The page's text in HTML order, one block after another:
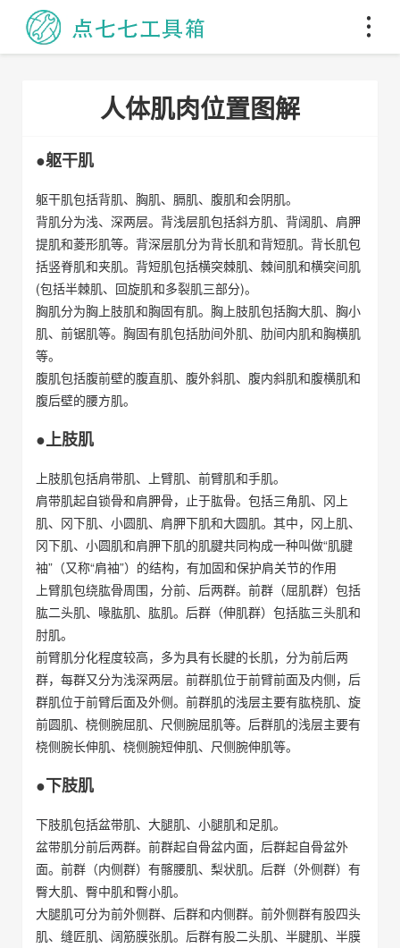
人体肌肉位置图解
●躯干肌
躯干肌包括背肌、胸肌、膈肌、腹肌和会阴肌。
背肌分为浅、深两层。背浅层肌包括斜方肌、背阔肌、肩胛
提肌和菱形肌等。背深层肌分为背长肌和背短肌。背长肌包
括竖脊肌和夹肌。背短肌包括横突棘肌、棘间肌和横突间肌
(包括半棘肌、回旋肌和多裂肌三部分)。
胸肌分为胸上肢肌和胸固有肌。胸上肢肌包括胸大肌、胸小
肌、前锯肌等。胸固有肌包括肋间外肌、肋间内肌和胸横肌
等。
腹肌包括腹前壁的腹直肌、腹外斜肌、腹内斜肌和腹横肌和
腹后壁的腰方肌。
●上肢肌
上肢肌包括肩带肌、上臂肌、前臂肌和手肌。
肩带肌起自锁骨和肩胛骨，止于肱骨。包括三角肌、冈上
肌、冈下肌、小圆肌、肩胛下肌和大圆肌。其中，冈上肌、
冈下肌、小圆肌和肩胛下肌的肌腱共同构成一种叫做“肌腱
袖”（又称“肩袖”）的结构，有加固和保护肩关节的作用
上臂肌包绕肱骨周围，分前、后两群。前群（屈肌群）包括
肱二头肌、喙肱肌、肱肌。后群（伸肌群）包括肱三头肌和
肘肌。
前臂肌分化程度较高，多为具有长腱的长肌，分为前后两
群，每群又分为浅深两层。前群肌位于前臂前面及内侧，后
群肌位于前臂后面及外侧。前群肌的浅层主要有肱桡肌、旋
前圆肌、桡侧腕屈肌、尺侧腕屈肌等。后群肌的浅层主要有
桡侧腕长伸肌、桡侧腕短伸肌、尺侧腕伸肌等。
●下肢肌
下肢肌包括盆带肌、大腿肌、小腿肌和足肌。
盆带肌分前后两群。前群起自骨盆内面，后群起自骨盆外
面。前群（内侧群）有髂腰肌、梨状肌。后群（外侧群）有
臀大肌、臀中肌和臀小肌。
大腿肌可分为前外侧群、后群和内侧群。前外侧群有股四头
肌、缝匠肌、阔筋膜张肌。后群有股二头肌、半腱肌、半膜